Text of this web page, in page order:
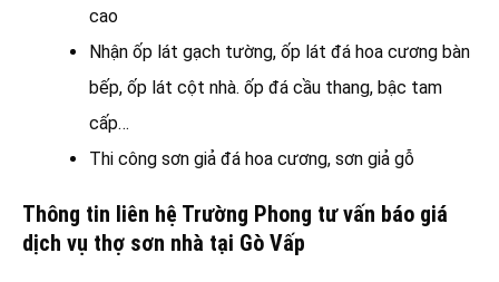
cao
Nhận ốp lát gạch tường, ốp lát đá hoa cương bàn
bếp, ốp lát cột nhà. ốp đá cầu thang, bậc tam
cấp…
Thi công sơn giả đá hoa cương, sơn giả gỗ
Thông tin liên hệ Trường Phong tư vấn báo giá
dịch vụ thợ sơn nhà tại Gò Vấp